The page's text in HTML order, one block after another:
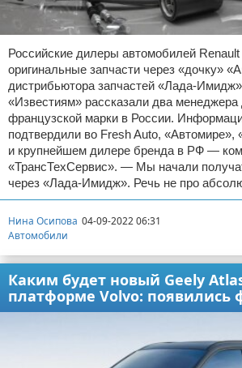
Российские дилеры автомобилей
оригинальные запчасти через «дочку»
дистрибьютора запчастей «Лада-
«Известиям» рассказали два менеджера
французской марки в России.
подтвердили во Fresh Auto,
и крупнейшем дилере бренда в РФ —
«ТрансТехСервис». — Мы начали
через «Лада-Имидж». Речь не про
Нина Осипова 04-09-2022 06:31
Автомобили
Каким будет новый Geely
платформе Volvo: появились